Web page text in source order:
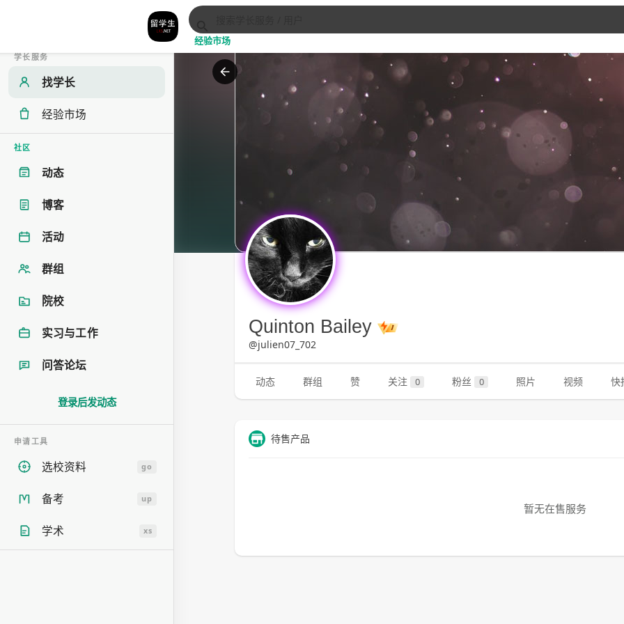
经验市场
学长服务
找学长
经验市场
社区
动态
博客
活动
群组
院校
实习与工作
问答论坛
登录后发动态
申请工具
选校资料 go
备考 up
学术 xs
Quinton Bailey
@julien07_702
动态 群组 赞 关注 0 粉丝 0 照片 视频 快
待售产品
暂无在售服务